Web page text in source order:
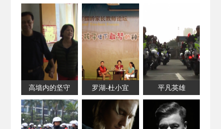
高墙内的坚守 罗湖-杜小宜 平凡英雄